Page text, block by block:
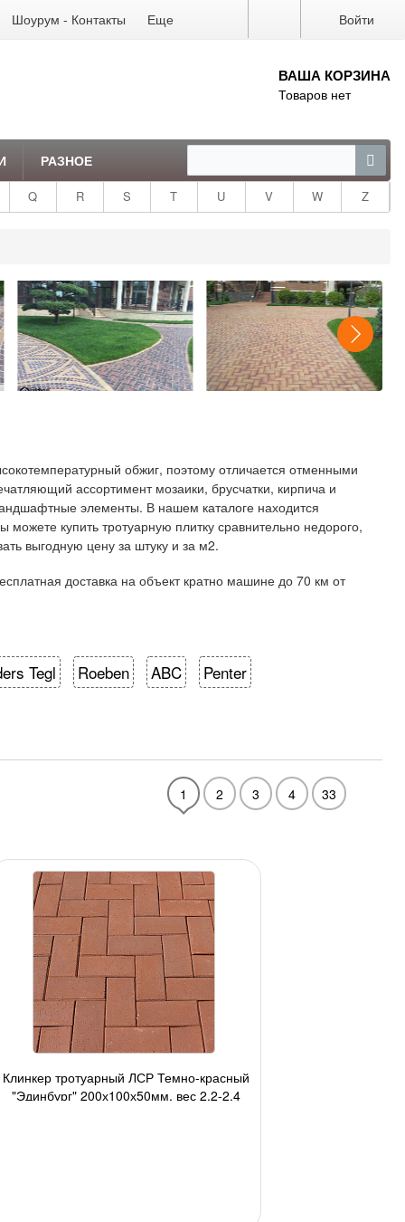
Войти
Шоурум - Контакты Еще
ВАША КОРЗИНА
Товаров нет
РАЗНОЕ
Q R S T U V W Z
обжиг, поэтому отличается отменными
ассортимент мозаики, брусчатки, кирпича и
элементы. В нашем каталоге находится
купить тротуарную плитку сравнительно недорого,
выгодную цену за штуку и за м2.
доставка на объект кратно машине до 70 км от
Tegl Roeben ABC Penter
1 2 3 4 33
Клинкер тротуарный ЛСР Темно-красный
"Эдинбург" 200х100х50мм, вес 2,2-2,4